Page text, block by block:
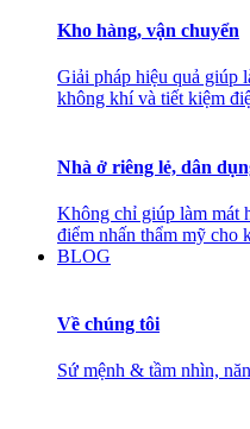
Kho hàng, vận chuyển
Giải pháp hiệu quả giúp
không khí và tiết kiệm
Nhà ở riêng lẻ, dân
Không chỉ giúp làm mát
điểm nhấn thẩm mỹ cho
BLOG
Về chúng tôi
Sứ mệnh & tầm nhìn,